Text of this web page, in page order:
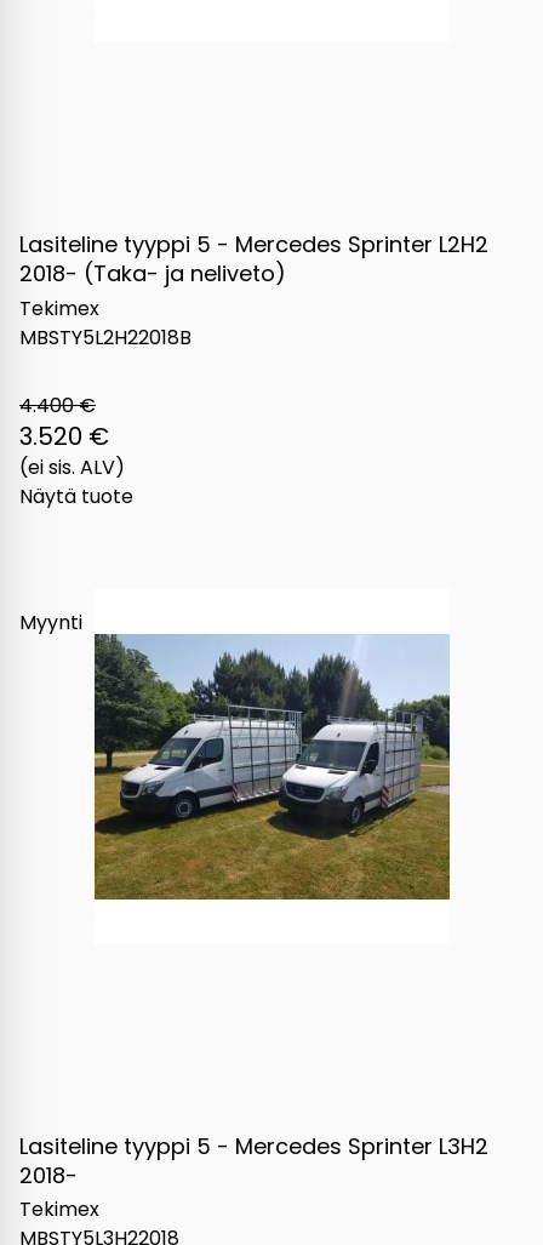
Lasiteline tyyppi 5 - Mercedes Sprinter L2H2
2018- (Taka- ja neliveto)
Tekimex
MBSTY5L2H22018B
4.400 €
3.520 €
(ei sis. ALV)
Näytä tuote
Myynti
Lasiteline tyyppi 5 - Mercedes Sprinter L3H2
2018-
Tekimex
MBSTY5L3H22018